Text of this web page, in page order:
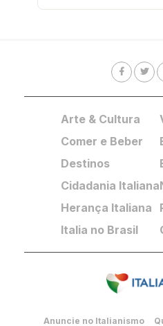
Arte & Cultura
Comer e Beber
Destinos
Cidadania Italiana
Herança Italiana
Italia no Brasil
Anuncie no Italianismo